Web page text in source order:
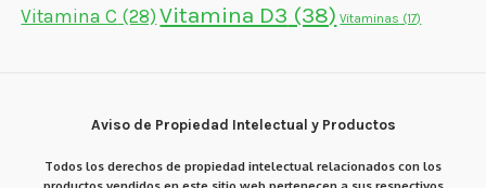
Vitamina C (28) Vitamina D3 (38) Vitaminas (17)
Aviso de Propiedad Intelectual y Productos
Todos los derechos de propiedad intelectual relacionados con los